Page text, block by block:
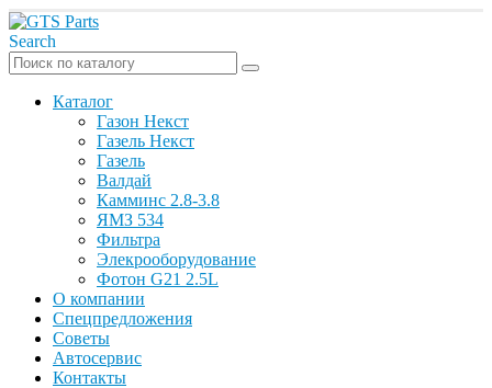
Search
Каталог
Газон Некст
Газель Некст
Газель
Валдай
Камминс 2.8-3.8
ЯМЗ 534
Фильтра
Элекрооборудование
Фотон G21 2.5L
О компании
Спецпредложения
Советы
Автосервис
Контакты